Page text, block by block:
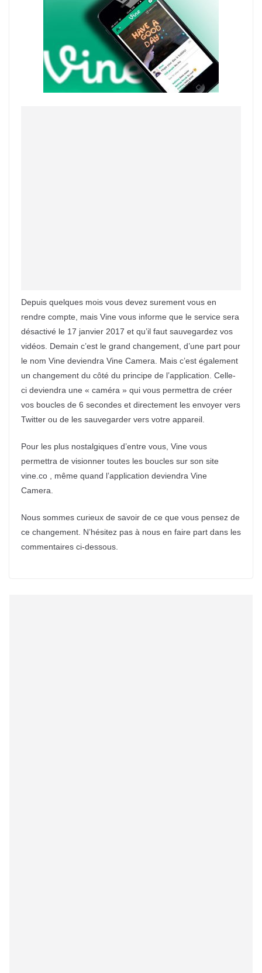
Depuis quelques mois vous devez surement vous en
rendre compte, mais Vine vous informe que le service sera
désactivé le 17 janvier 2017 et qu’il faut sauvegardez vos
vidéos. Demain c’est le grand changement, d’une part pour
le nom Vine deviendra Vine Camera. Mais c’est également
un changement du côté du principe de l’application. Celle-
ci deviendra une « caméra » qui vous permettra de créer
vos boucles de 6 secondes et directement les envoyer vers
Twitter ou de les sauvegarder vers votre appareil.
Pour les plus nostalgiques d’entre vous, Vine vous
permettra de visionner toutes les boucles sur son site
vine.co , même quand l’application deviendra Vine
Camera.
Nous sommes curieux de savoir de ce que vous pensez de
ce changement. N’hésitez pas à nous en faire part dans les
commentaires ci-dessous.